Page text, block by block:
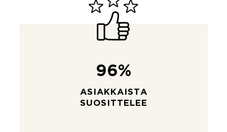
96%
ASIAKKAISTA
SUOSITTELEE